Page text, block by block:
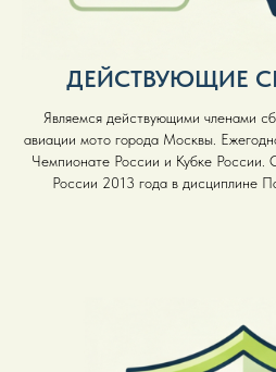
ДЕЙСТВУЮЩИЕ
Являемся действующими членами
авиации мото города Москвы.
Чемпионате России и Кубке России.
России 2013 года в дисциплине